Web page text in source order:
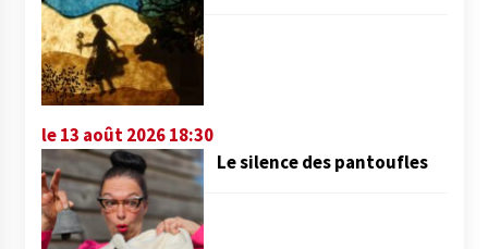
le 13 août 2026 18:30
Le silence des pantoufles